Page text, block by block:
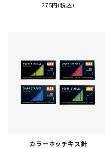
275円(税込)
カラーホッチキス針